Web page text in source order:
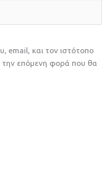
email, και τον ιστότοπο
την επόμενη φορά που θα